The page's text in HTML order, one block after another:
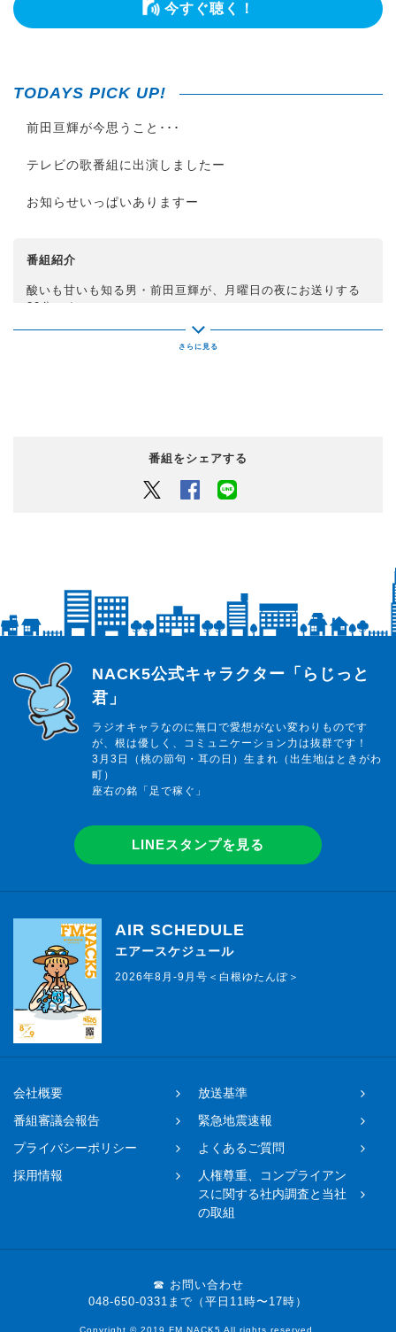
今すぐ聴く！
TODAYS PICK UP!
前田亘輝が今思うこと･･･
テレビの歌番組に出演しましたー
お知らせいっぱいありますー
番組紹介
酸いも甘いも知る男・前田亘輝が、月曜日の夜にお送りする
30分です。
時には（ほとんど？）、大人の男とは思えないトークも。
お好きな時間に送ってください。
番組をシェアする
Twitter Facebook
らじっと君
NACK5公式キャラクター「らじっと
君」
ラジオキャラなのに無口で愛想がない変わりものです
が、根は優しく、コミュニケーション力は抜群です！
3月3日（桃の節句・耳の日）生まれ（出生地はときがわ
町）
座右の銘「足で稼ぐ」
LINEスタンプを見る
AIR SCHEDULE
エアースケジュール
2026年8月-9月号＜白根ゆたんぽ＞
会社概要
放送基準
番組審議会報告
緊急地震速報
プライバシーポリシー
よくあるご質問
採用情報
人権尊重、コンプライアン
スに関する社内調査と当社
の取組
☎ お問い合わせ
048-650-0331まで（平日11時〜17時）
Copyright © 2019 FM NACK5 All rights reserved.